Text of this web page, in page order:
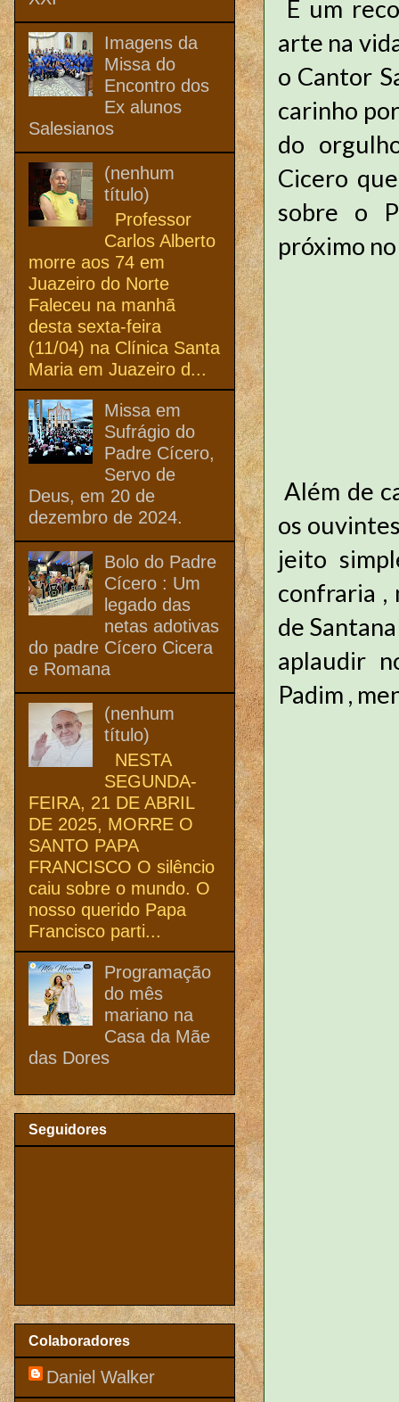
É um
arte na
o Cantor
carinho
do
Cicero
sobre o
próximo
Além de
os
jeito
confraria ,
de
aplaudir
Padim ,
Imagens da
Missa do
Encontro dos
Ex alunos
Salesianos
(nenhum
título)
Professor
Carlos Alberto
morre aos 74 em
Juazeiro do Norte
Faleceu na manhã
desta sexta-feira
(11/04) na Clínica Santa
Maria em Juazeiro d...
Missa em
Sufrágio do
Padre Cícero,
Servo de
Deus, em 20 de
dezembro de 2024.
Bolo do Padre
Cícero : Um
legado das
netas adotivas
do padre Cícero Cicera
e Romana
(nenhum
título)
NESTA
SEGUNDA-
FEIRA, 21 DE ABRIL
DE 2025, MORRE O
SANTO PAPA
FRANCISCO O silêncio
caiu sobre o mundo. O
nosso querido Papa
Francisco parti...
Programação
do mês
mariano na
Casa da Mãe
das Dores
Seguidores
Colaboradores
Daniel Walker